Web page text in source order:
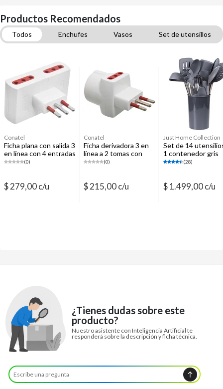
Productos Recomendados
Todos Enchufes Vasos
Set de utensillos
Repasadores
Conatel
Ficha plana con salida 3
en línea con 4 entradas
de 3 en línea
(0)
$ 279,00 c/u
Conatel
Ficha derivadora 3 en
línea a 2 tomas con
schuko(0)
$ 215,00 c/u
Just Home Collection
Set de 14
1 contenedor gris
(28)
$ 1.499,00 c/u
¿Tienes dudas sobre este
producto?
Nuestro asistente con Inteligencia Artificial te
responderá sobre la descripción y ficha técnica.